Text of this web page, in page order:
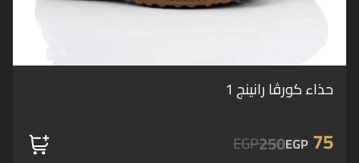
حذاء كورڤا رانينج 1
75
EGP
250
EGP